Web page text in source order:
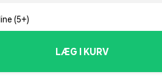
(5+)
LÆG I KURV